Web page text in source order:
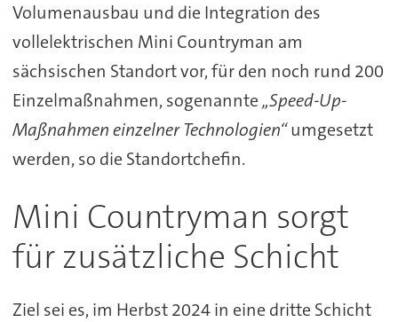
Volumenausbau und die Integration des
vollelektrischen Mini Countryman am
sächsischen Standort vor, für den noch rund 200
Einzelmaßnahmen, sogenannte„Speed-Up-
Maßnahmen einzelner Technologien“umgesetzt
werden, so die Standortchefin.
Mini Countryman sorgt
für zusätzliche Schicht
Ziel sei es, im Herbst 2024 in eine dritte Schicht